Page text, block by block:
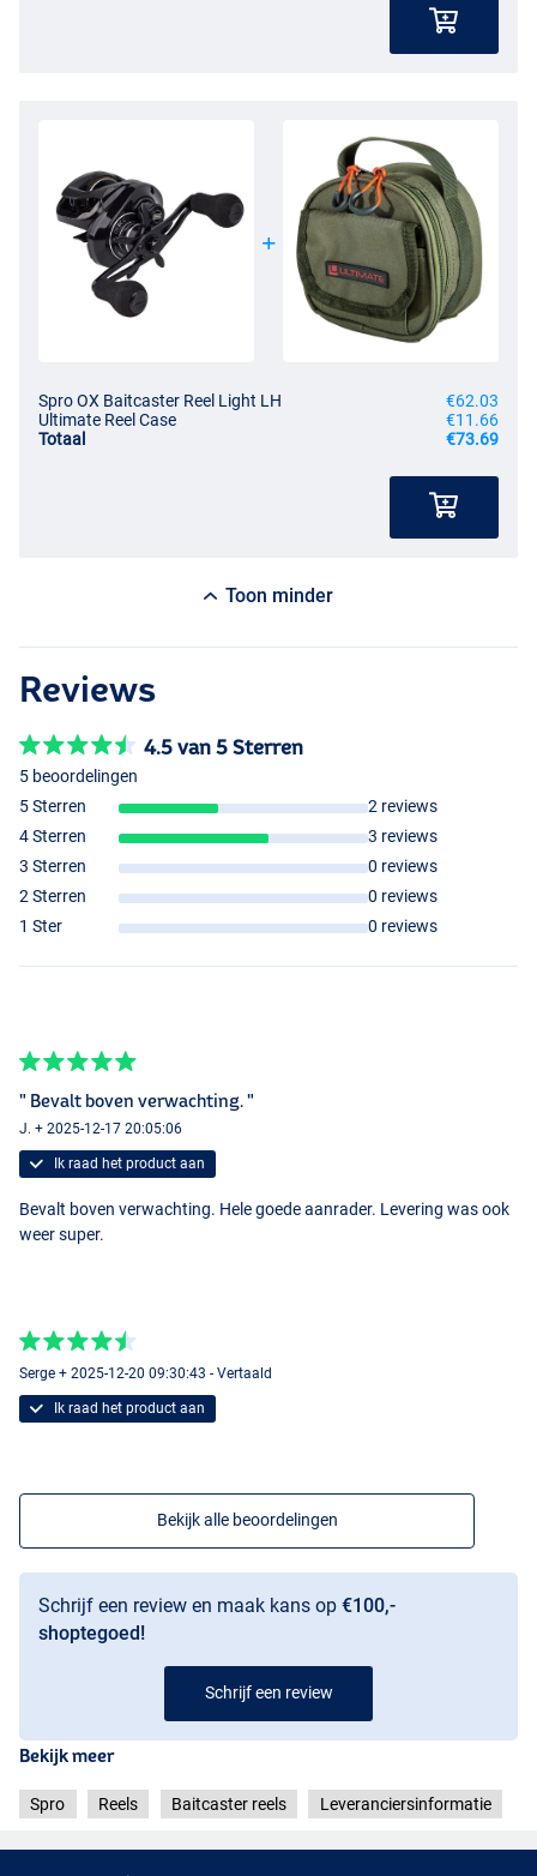
Spro OX Baitcaster Reel Light LH
€62.03
Ultimate Reel Case
€11.66
Totaal
€73.69
Toon minder
Reviews
4.5 van 5 Sterren
5 beoordelingen
5 Sterren
2 reviews
4 Sterren
3 reviews
3 Sterren
0 reviews
2 Sterren
0 reviews
1 Ster
0 reviews
" Bevalt boven verwachting. "
J. + 2025-12-17 20:05:06
Ik raad het product aan
Bevalt boven verwachting. Hele goede aanrader. Levering was ook
weer super.
Serge + 2025-12-20 09:30:43 - Vertaald
Ik raad het product aan
Bekijk alle beoordelingen
Schrijf een review en maak kans op €100,-
shoptegoed!
Schrijf een review
Bekijk meer
Spro Reels Baitcaster reels Leveranciersinformatie